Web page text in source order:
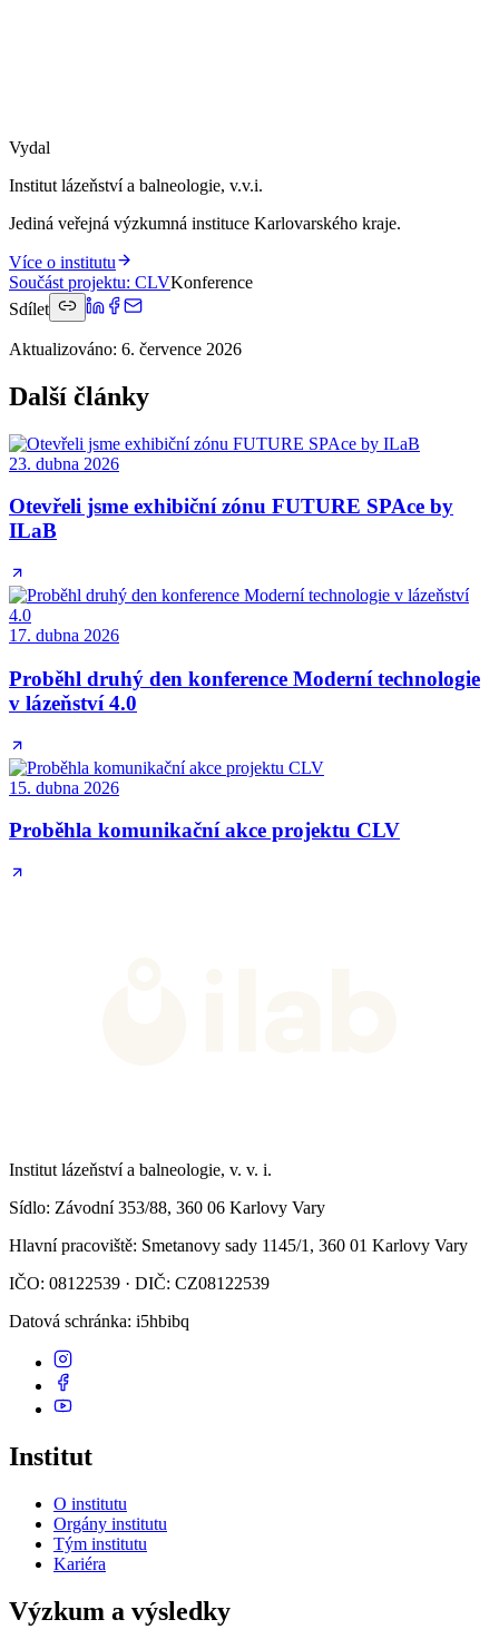
Vydal
Institut lázeňství a balneologie, v.v.i.
Jediná veřejná výzkumná instituce Karlovarského kraje.
Více o institutu
Součást projektu: CLVKonference
Sdílet
Aktualizováno: 6. července 2026
Další články
23. dubna 2026
Otevřeli jsme exhibiční zónu FUTURE SPAce by
ILaB
17. dubna 2026
Proběhl druhý den konference Moderní technologie
v lázeňství 4.0
15. dubna 2026
Proběhla komunikační akce projektu CLV
Institut lázeňství a balneologie, v. v. i.
Sídlo: Závodní 353/88, 360 06 Karlovy Vary
Hlavní pracoviště: Smetanovy sady 1145/1, 360 01 Karlovy Vary
IČO: 08122539 · DIČ: CZ08122539
Datová schránka: i5hbibq
Institut
O institutu
Orgány institutu
Tým institutu
Kariéra
Výzkum a výsledky